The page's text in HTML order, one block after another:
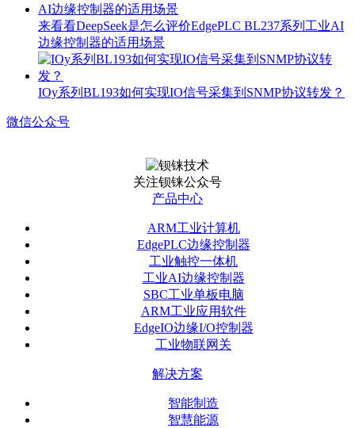
来看看DeepSeek是怎么评价EdgePLC BL237系列工业AI
边缘控制器的适用场景
IOy系列BL193如何实现IO信号采集到SNMP协议转发？
微信公众号
关注钡铼公众号
产品中心
ARM工业计算机
EdgePLC边缘控制器
工业触控一体机
工业AI边缘控制器
SBC工业单板电脑
ARM工业应用软件
EdgeIO边缘I/O控制器
工业物联网关
解决方案
智能制造
智慧能源